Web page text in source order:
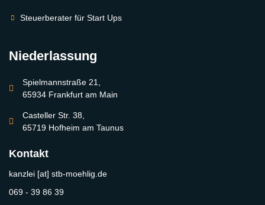
Steuerberater für Start Ups
Niederlassung
Spielmannstraße 21,
65934 Frankfurt am Main
Casteller Str. 38,
65719 Hofheim am Taunus
Kontakt
kanzlei [at] stb-moehlig.de
069 - 39 86 39